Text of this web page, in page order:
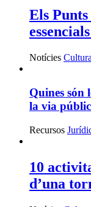
Els
Notícies
Quines són
la via
Recursos
10
d’una